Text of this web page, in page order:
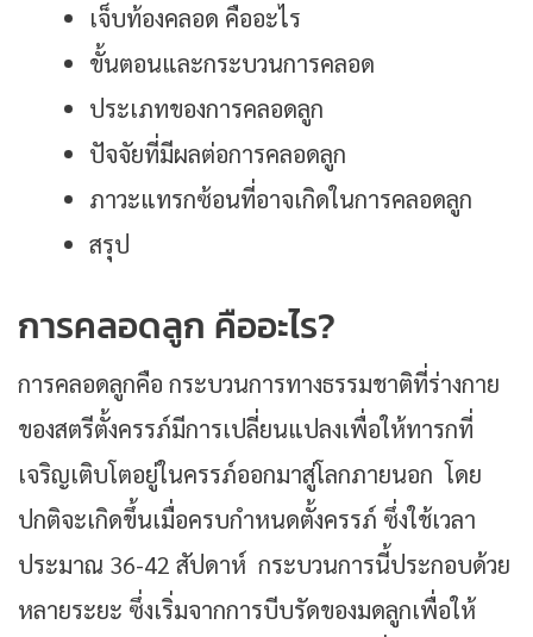
เจ็บท้องคลอด คืออะไร
ขั้นตอนและกระบวนการคลอด
ประเภทของการคลอดลูก
ปัจจัยที่มีผลต่อการคลอดลูก
ภาวะแทรกซ้อนที่อาจเกิดในการคลอดลูก
สรุป
การคลอดลูก คืออะไร?
การคลอดลูกคือ กระบวนการทางธรรมชาติที่ร่างกาย
ของสตรีตั้งครรภ์มีการเปลี่ยนแปลงเพื่อให้ทารกที่
เจริญเติบโตอยู่ในครรภ์ออกมาสู่โลกภายนอก โดย
ปกติจะเกิดขึ้นเมื่อครบกำหนดตั้งครรภ์ ซึ่งใช้เวลา
ประมาณ 36-42 สัปดาห์ กระบวนการนี้ประกอบด้วย
หลายระยะ ซึ่งเริ่มจากการบีบรัดของมดลูกเพื่อให้